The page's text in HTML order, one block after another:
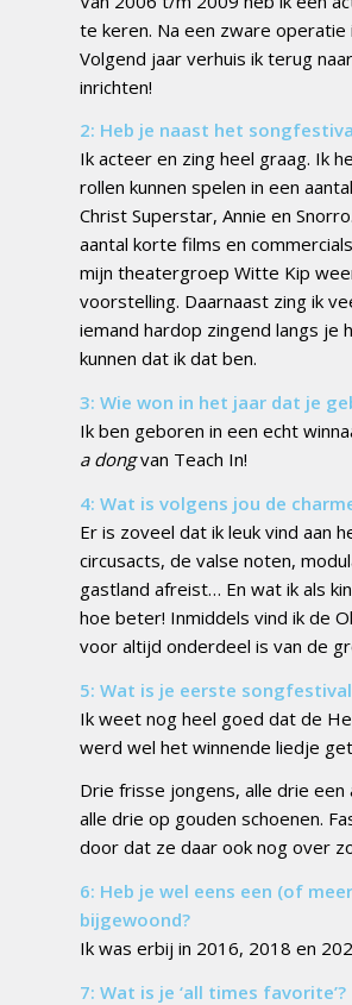
te keren. Na een zware operatie
Volgend jaar verhuis ik terug
inrichten!
2: Heb je naast het
Ik acteer en zing heel graag. Ik
rollen kunnen spelen in een
Christ Superstar, Annie en
aantal korte films en
mijn theatergroep Witte Kip
voorstelling. Daarnaast zing ik
iemand hardop zingend langs
kunnen dat ik dat ben.
3: Wie won in het jaar dat je
Ik ben geboren in een echt
a dongvan Teach In!
4: Wat is volgens jou de
Er is zoveel dat ik leuk vind aan
circusacts, de valse noten,
gastland afreist… En wat ik als
hoe beter! Inmiddels vind ik de
voor altijd onderdeel is van de
5: Wat is je eerste
Ik weet nog heel goed dat de
werd wel het winnende liedje
Drie frisse jongens, alle drie een
alle drie op gouden schoenen.
door dat ze daar ook nog over
6: Heb je wel eens een (of
bijgewoond?
Ik was erbij in 2016, 2018 en
7: Wat is je ‘all times favorite’?